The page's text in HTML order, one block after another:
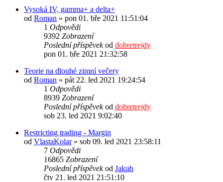
Vysoká IV, gamma+ a delta+
od Roman » pon 01. bře 2021 11:51:04
1 Odpovědi
9392 Zobrazení
Poslední příspěvekod dobretrejdy
pon 01. bře 2021 21:32:58
Teorie na dlouhé zimní večery
od Roman » pát 22. led 2021 19:24:54
1 Odpovědi
8939 Zobrazení
Poslední příspěvekod dobretrejdy
sob 23. led 2021 9:02:40
Restricting trading - Margin
od VlastaKolar» sob 09. led 2021 23:58:11
7 Odpovědi
16865 Zobrazení
Poslední příspěvekod Jakub
čtv 21. led 2021 21:51:10